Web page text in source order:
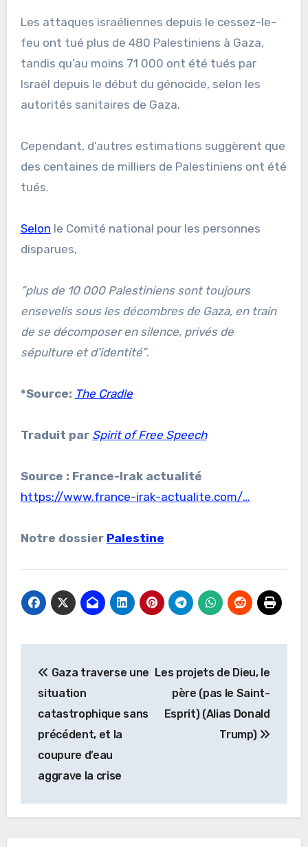
Les attaques israéliennes depuis le cessez-le-
feu ont tué plus de 480 Palestiniens à Gaza,
tandis qu’au moins 71 000 ont été tués par
Israël depuis le début du génocide, selon les
autorités sanitaires de Gaza.
Cependant, d’autres estimations suggèrent que
des centaines de milliers de Palestiniens ont été
tués.
Selon le Comité national pour les personnes
disparues,
“plus de 10 000 Palestiniens sont toujours
ensevelis sous les décombres de Gaza, en train
de se décomposer en silence, privés de
sépulture et d’identité”.
*Source: The Cradle
Traduit par Spirit of Free Speech
Source : France-Irak actualité
https://www.france-irak-actualite.com/…
Notre dossier Palestine
de
l’article
Gaza traverse une
situation
catastrophique sans
précédent, et la
coupure d’eau
aggrave la crise
Les projets de Dieu, le
père (pas le Saint-
Esprit) (Alias Donald
Trump)